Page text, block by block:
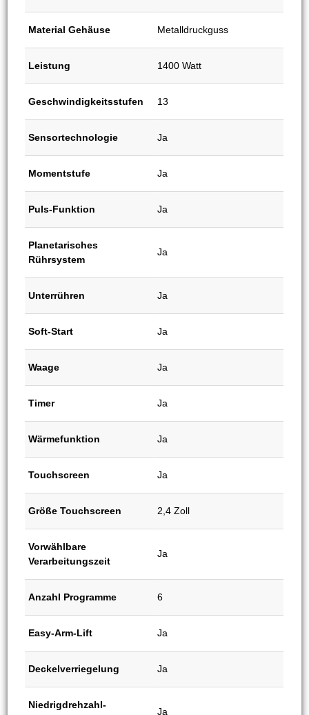
Material Gehäuse Metalldruckguss
Leistung 1400 Watt
Geschwindigkeitsstufen 13
Sensortechnologie Ja
Momentstufe Ja
Puls-Funktion Ja
Planetarisches
Rührsystem
Ja
Unterrühren Ja
Soft-Start Ja
Waage Ja
Timer Ja
Wärmefunktion Ja
Touchscreen Ja
Größe Touchscreen 2,4 Zoll
Vorwählbare
Verarbeitungszeit
Ja
Anzahl Programme 6
Easy-Arm-Lift Ja
Deckelverriegelung Ja
Niedrigdrehzahl-
Ja